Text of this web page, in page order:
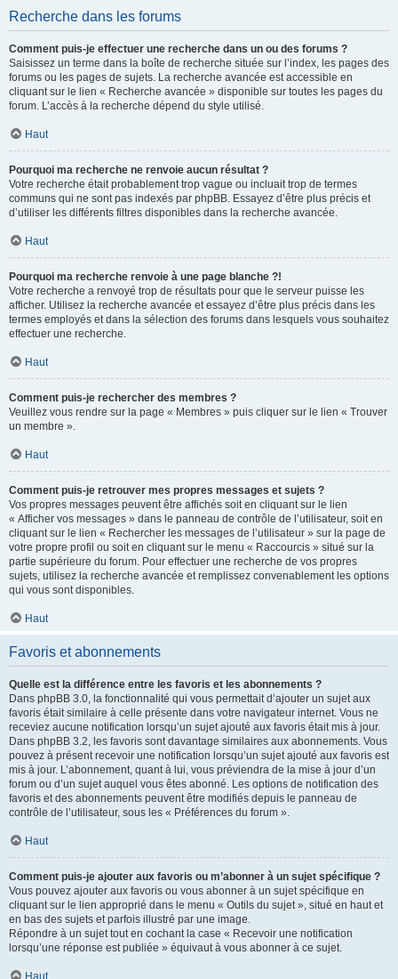
Recherche dans les forums
Comment puis-je effectuer une recherche dans un ou des forums ?
Saisissez un terme dans la boîte de recherche située sur l’index, les pages des
forums ou les pages de sujets. La recherche avancée est accessible en
cliquant sur le lien « Recherche avancée » disponible sur toutes les pages du
forum. L’accès à la recherche dépend du style utilisé.
Haut
Pourquoi ma recherche ne renvoie aucun résultat ?
Votre recherche était probablement trop vague ou incluait trop de termes
communs qui ne sont pas indexés par phpBB. Essayez d’être plus précis et
d’utiliser les différents filtres disponibles dans la recherche avancée.
Haut
Pourquoi ma recherche renvoie à une page blanche ?!
Votre recherche a renvoyé trop de résultats pour que le serveur puisse les
afficher. Utilisez la recherche avancée et essayez d’être plus précis dans les
termes employés et dans la sélection des forums dans lesquels vous souhaitez
effectuer une recherche.
Haut
Comment puis-je rechercher des membres ?
Veuillez vous rendre sur la page « Membres » puis cliquer sur le lien « Trouver
un membre ».
Haut
Comment puis-je retrouver mes propres messages et sujets ?
Vos propres messages peuvent être affichés soit en cliquant sur le lien
« Afficher vos messages » dans le panneau de contrôle de l’utilisateur, soit en
cliquant sur le lien « Rechercher les messages de l’utilisateur » sur la page de
votre propre profil ou soit en cliquant sur le menu « Raccourcis » situé sur la
partie supérieure du forum. Pour effectuer une recherche de vos propres
sujets, utilisez la recherche avancée et remplissez convenablement les options
qui vous sont disponibles.
Haut
Favoris et abonnements
Quelle est la différence entre les favoris et les abonnements ?
Dans phpBB 3.0, la fonctionnalité qui vous permettait d’ajouter un sujet aux
favoris était similaire à celle présente dans votre navigateur internet. Vous ne
receviez aucune notification lorsqu’un sujet ajouté aux favoris était mis à jour.
Dans phpBB 3.2, les favoris sont davantage similaires aux abonnements. Vous
pouvez à présent recevoir une notification lorsqu’un sujet ajouté aux favoris est
mis à jour. L’abonnement, quant à lui, vous préviendra de la mise à jour d’un
forum ou d’un sujet auquel vous êtes abonné. Les options de notification des
favoris et des abonnements peuvent être modifiés depuis le panneau de
contrôle de l’utilisateur, sous les « Préférences du forum ».
Haut
Comment puis-je ajouter aux favoris ou m’abonner à un sujet spécifique ?
Vous pouvez ajouter aux favoris ou vous abonner à un sujet spécifique en
cliquant sur le lien approprié dans le menu « Outils du sujet », situé en haut et
en bas des sujets et parfois illustré par une image.
Répondre à un sujet tout en cochant la case « Recevoir une notification
lorsqu’une réponse est publiée » équivaut à vous abonner à ce sujet.
Haut